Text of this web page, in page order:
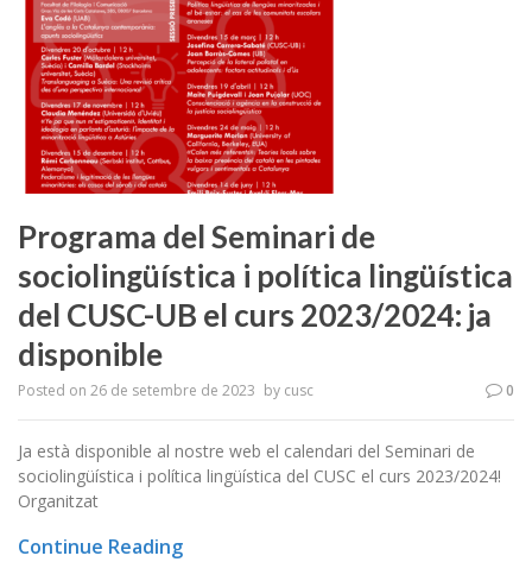
Programa del Seminari de
sociolingüística i política lingüística
del CUSC-UB el curs 2023/2024: ja
disponible
Posted on 26 de setembre de 2023 by cusc 0
Ja està disponible al nostre web el calendari del Seminari de
sociolingüística i política lingüística del CUSC el curs 2023/2024!
Organitzat
Continue Reading